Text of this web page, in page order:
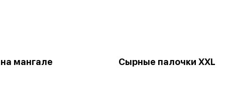
мангале Сырные палочки XXL